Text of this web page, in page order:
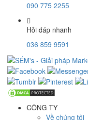
090 775 2255
Hỏi đáp nhanh
036 859 9591
CÔNG TY
Về chúng tôi